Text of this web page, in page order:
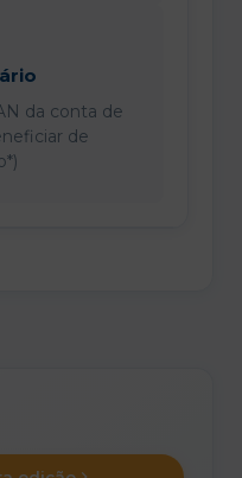
da conta de
de